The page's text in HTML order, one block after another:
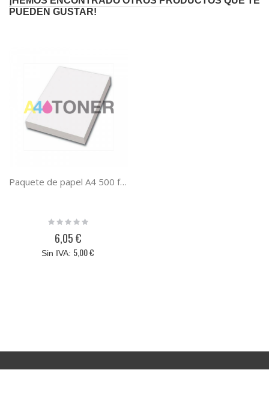
PUEDEN GUSTAR!
Paquete de papel A4 500 folios, ultra blanco, 80 gramos de peso y barato
Rating:
6,05 €
5,00 €